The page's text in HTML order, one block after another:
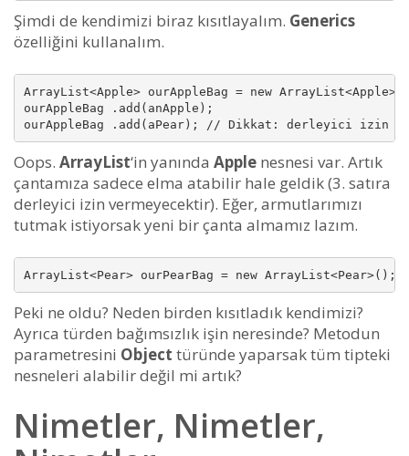
Şimdi de kendimizi biraz kısıtlayalım. Generics
özelliğini kullanalım.
ArrayList<Apple> ourAppleBag = new
ourAppleBag .add(anApple);
ourAppleBag .add(aPear); // Dikkat: derleyici izin
Oops. ArrayList‘in yanında Apple nesnesi var. Artık
çantamıza sadece elma atabilir hale geldik (3. satıra
derleyici izin vermeyecektir). Eğer, armutlarımızı
tutmak istiyorsak yeni bir çanta almamız lazım.
ArrayList<Pear> ourPearBag = new ArrayList<Pear>();
Peki ne oldu? Neden birden kısıtladık kendimizi?
Ayrıca türden bağımsızlık işin neresinde? Metodun
parametresini Object türünde yaparsak tüm tipteki
nesneleri alabilir değil mi artık?
Nimetler, Nimetler,